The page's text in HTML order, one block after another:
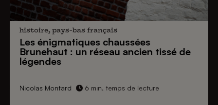
histoire, pays-bas français
Les énigmatiques chaussées
Brunehaut : un réseau ancien tissé de
légendes
Nicolas Montard 6 min. temps de lecture